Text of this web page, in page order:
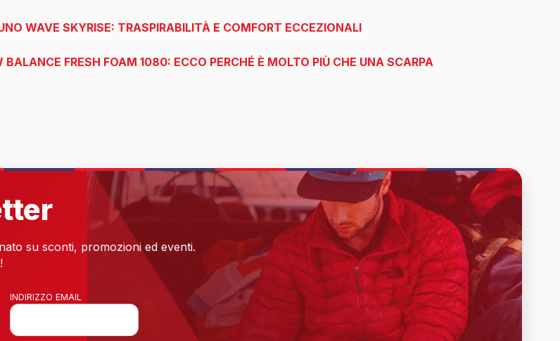
WAVE SKYRISE: TRASPIRABILITÀ E COMFORT ECCEZIONALI
BALANCE FRESH FOAM 1080: ECCO PERCHÉ È MOLTO PIÙ CHE UNA SCARPA
su sconti, promozioni ed eventi.
INDIRIZZO EMAIL